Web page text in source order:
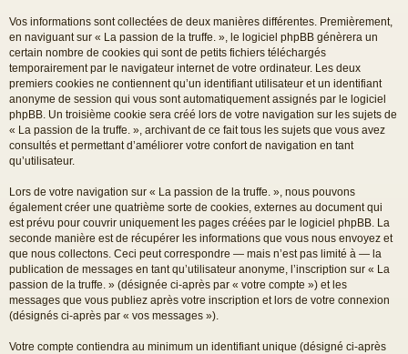
Vos informations sont collectées de deux manières différentes. Premièrement,
en naviguant sur « La passion de la truffe. », le logiciel phpBB génèrera un
certain nombre de cookies qui sont de petits fichiers téléchargés
temporairement par le navigateur internet de votre ordinateur. Les deux
premiers cookies ne contiennent qu’un identifiant utilisateur et un identifiant
anonyme de session qui vous sont automatiquement assignés par le logiciel
phpBB. Un troisième cookie sera créé lors de votre navigation sur les sujets de
« La passion de la truffe. », archivant de ce fait tous les sujets que vous avez
consultés et permettant d’améliorer votre confort de navigation en tant
qu’utilisateur.
Lors de votre navigation sur « La passion de la truffe. », nous pouvons
également créer une quatrième sorte de cookies, externes au document qui
est prévu pour couvrir uniquement les pages créées par le logiciel phpBB. La
seconde manière est de récupérer les informations que vous nous envoyez et
que nous collectons. Ceci peut correspondre — mais n’est pas limité à — la
publication de messages en tant qu’utilisateur anonyme, l’inscription sur « La
passion de la truffe. » (désignée ci-après par « votre compte ») et les
messages que vous publiez après votre inscription et lors de votre connexion
(désignés ci-après par « vos messages »).
Votre compte contiendra au minimum un identifiant unique (désigné ci-après